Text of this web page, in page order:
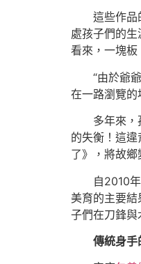
這些作品
處孩子們的
看來，一塊板
“由於爺
在一路瀏覽的
多年來
的失衡！這違
了》，將故
自2010
美育的主要
子們在刀鋒與
傳統身手